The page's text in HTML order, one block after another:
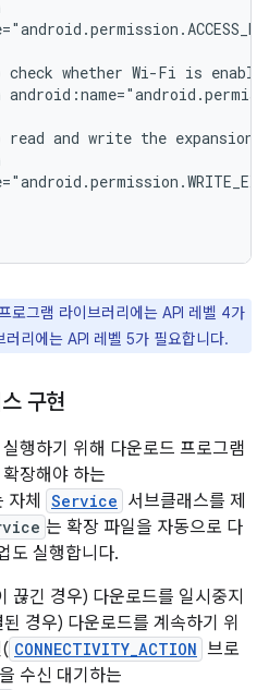
check whether Wi-Fi is
read and write the expansion
로그램 라이브러리에는 API 레벨 4가
리에는 API 레벨 5가 필요합니다.
구현
행하기 위해 다운로드 프로그램
장해야 하는
자체 Service 서브클래스를 제
는 확장 파일을 자동으로 다
도 실행합니다.
끊긴 경우) 다운로드를 일시중지
경우) 다운로드를 계속하기 위
CONNECTIVITY_ACTION 브로
수신 대기하는